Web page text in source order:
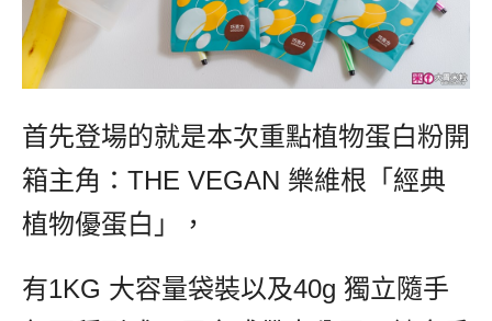
首先登場的就是本次重點植物蛋白粉開
箱主角：THE VEGAN 樂維根「經典
植物優蛋白」，
有1KG 大容量袋裝以及40g 獨立隨手